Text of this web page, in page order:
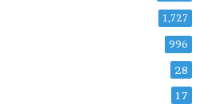
1,727
996
28
17